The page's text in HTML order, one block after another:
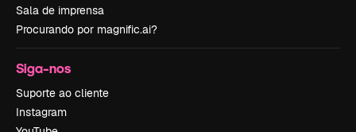
Sala de imprensa
Procurando por magnific.ai?
Siga-nos
Suporte ao cliente
Instagram